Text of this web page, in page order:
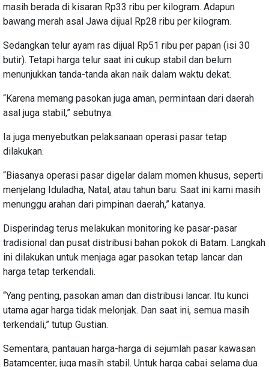
masih berada di kisaran Rp33 ribu per kilogram. Adapun
bawang merah asal Jawa dijual Rp28 ribu per kilogram.
Sedangkan telur ayam ras dijual Rp51 ribu per papan (isi 30
butir). Tetapi harga telur saat ini cukup stabil dan belum
menunjukkan tanda-tanda akan naik dalam waktu dekat.
“Karena memang pasokan juga aman, permintaan dari daerah
asal juga stabil,” sebutnya.
Ia juga menyebutkan pelaksanaan operasi pasar tetap
dilakukan.
“Biasanya operasi pasar digelar dalam momen khusus, seperti
menjelang Iduladha, Natal, atau tahun baru. Saat ini kami masih
menunggu arahan dari pimpinan daerah,” katanya.
Disperindag terus melakukan monitoring ke pasar-pasar
tradisional dan pusat distribusi bahan pokok di Batam. Langkah
ini dilakukan untuk menjaga agar pasokan tetap lancar dan
harga tetap terkendali.
“Yang penting, pasokan aman dan distribusi lancar. Itu kunci
utama agar harga tidak melonjak. Dan saat ini, semua masih
terkendali,” tutup Gustian.
Sementara, pantauan harga-harga di sejumlah pasar kawasan
Batamcenter, juga masih stabil. Untuk harga cabai selama dua